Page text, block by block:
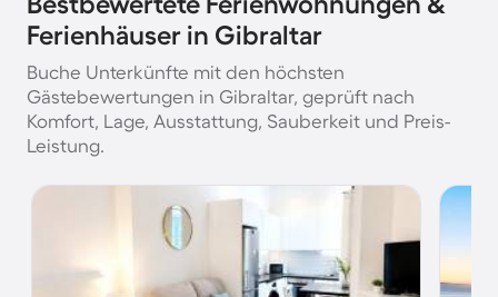
Ferienhäuser in Gibraltar
Buche Unterkünfte mit den höchsten
Gästebewertungen in Gibraltar, geprüft nach
Komfort, Lage, Ausstattung, Sauberkeit und Preis-
Leistung.